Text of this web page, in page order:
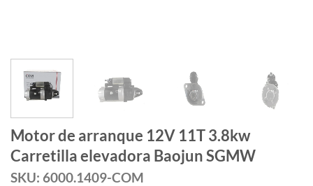
Motor de arranque 12V 11T 3.8kw
Carretilla elevadora Baojun SGMW
SKU: 6000.1409-COM